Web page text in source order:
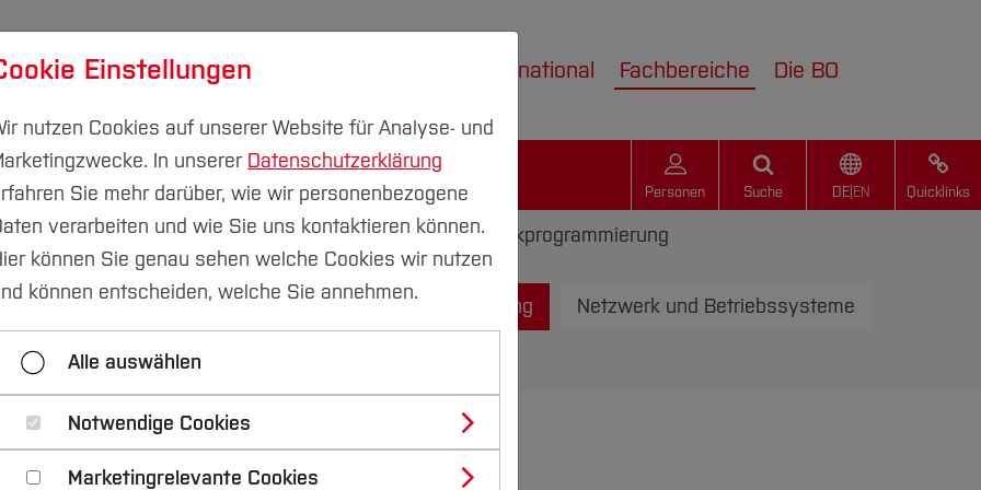
Forschung & Transfer International Fachbereiche Die BO
Personen Suche DE| EN Quicklinks
Institut für Mathematik und Informatik Datenbankprogrammierung
Systemprogrammierung Datenbankprogrammierung Netzwerk und Betriebssysteme
Einstellungen
nutzen Cookies auf unserer Website für Analyse- und
In unserer Datenschutzerklärung
Sie mehr darüber, wie wir personenbezogene
verarbeiten und wie Sie uns kontaktieren können.
können Sie genau sehen welche Cookies wir nutzen
können entscheiden, welche Sie annehmen.
Alle auswählen
Notwendige Cookies
Marketingrelevante Cookies